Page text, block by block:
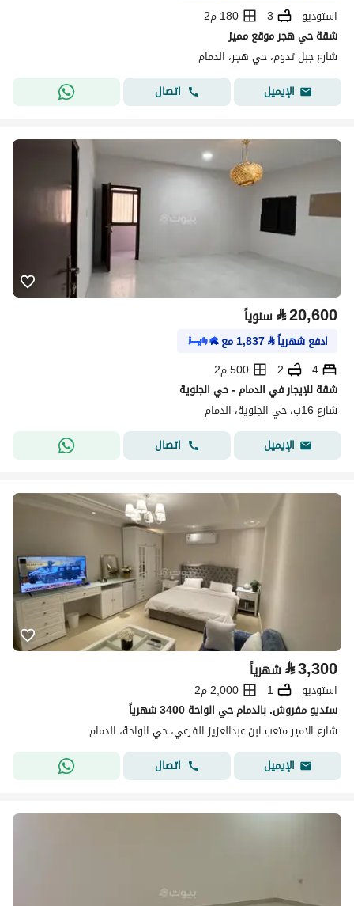
استوديو
3
180 م2
شقة حي هجر موقع مميز
شارع جبل تدوم، حي هجر، الدمام
الإيميل
اتصال
⃁20,600 سنوياً
ادفع شهرياً⃁
1,837مع
4
2
500 م2
شقة للإيجار في الدمام - حي الجلوية
شارع 16ب، حي الجلوية، الدمام
الإيميل
اتصال
⃁3,300 شهرياً
استوديو 1
2,000 م2
ستديو مفروش. بالدمام حي الواحة 3400 شهرياً
شارع الامير متعب ابن عبدالعزيز الفرعي، حي الواحة، الدمام
الإيميل
اتصال